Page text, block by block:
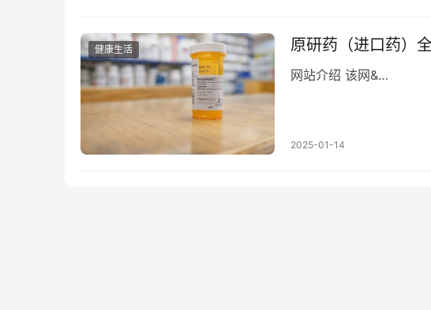
健康生活 原研药（进口药）
网站介绍 该网&…
2025-01-14